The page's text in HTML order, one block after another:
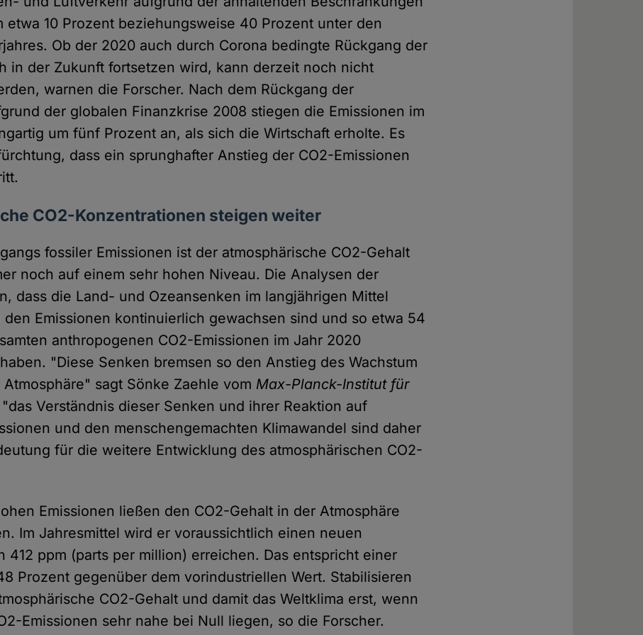
etwa 10 Prozent beziehungsweise 40 Prozent unter den
Ob der 2020 auch durch Corona bedingte Rückgang der
in der Zukunft fortsetzen wird, kann derzeit noch nicht
warnen die Forscher. Nach dem Rückgang der
der globalen Finanzkrise 2008 stiegen die Emissionen im
um fünf Prozent an, als sich die Wirtschaft erholte. Es
dass ein sprunghafter Anstieg der CO2-Emissionen
CO2-Konzentrationen steigen weiter
fossiler Emissionen ist der atmosphärische CO2-Gehalt
noch auf einem sehr hohen Niveau. Die Analysen der
dass die Land- und Ozeansenken im langjährigen Mittel
Emissionen kontinuierlich gewachsen sind und so etwa 54
anthropogenen CO2-Emissionen im Jahr 2020
"Diese Senken bremsen so den Anstieg des Wachstum
sagt Sönke Zaehle vom Max-Planck-Institut für
Verständnis dieser Senken und ihrer Reaktion auf
und den menschengemachten Klimawandel sind daher
für die weitere Entwicklung des atmosphärischen CO2-
Emissionen ließen den CO2-Gehalt in der Atmosphäre
Im Jahresmittel wird er voraussichtlich einen neuen
412 ppm (parts per million) erreichen. Das entspricht einer
Prozent gegenüber dem vorindustriellen Wert. Stabilisieren
CO2-Gehalt und damit das Weltklima erst, wenn
Emissionen sehr nahe bei Null liegen, so die Forscher.